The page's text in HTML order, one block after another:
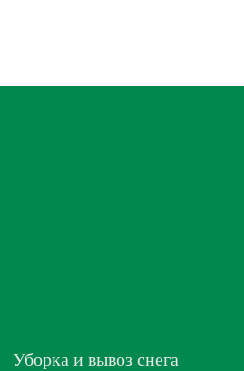
Уборка и вывоз снега